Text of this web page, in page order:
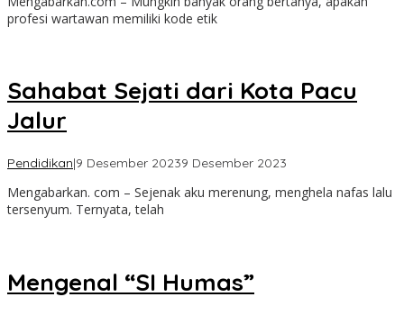
profesi wartawan memiliki kode etik
Sahabat Sejati dari Kota Pacu
Jalur
Pendidikan|9 Desember 20239 Desember 2023
Mengabarkan. com – Sejenak aku merenung, menghela nafas lalu
tersenyum. Ternyata, telah
Mengenal “SI Humas”